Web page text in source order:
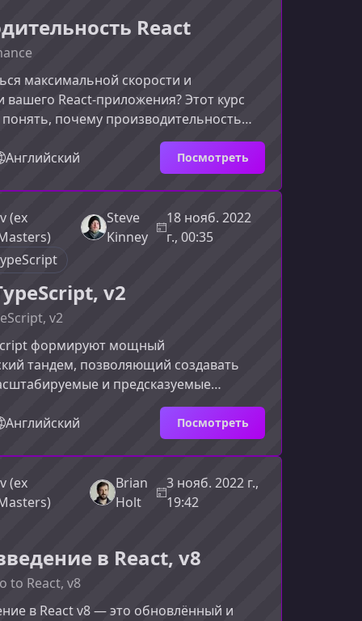
React
максимальной скорости и
вашего React‑приложения? Этот курс
почему производительность
приемы позволяют держать
даже при росте проекта. Ниже —
структурированная версия контента,
фокус на ценности курса и помогает
понять, как он прокачает свои
курсПо мере усложнения
начинают проявляться
Английский Посмотреть
(ex
Steve
Kinney
18 нояб. 2022
г., 00:35
v2
v2
формируют мощный
тандем, позволяющий создавать
и предсказуемые
курс поможет вам уверенно
React с TypeScript, минимизировать
разработку как новых, так и
приложений.О курсеКурс
на разработчиков, которые хотят
кода, улучшить поддержку
и перенести свои приложения на
Английский Посмотреть
(ex
Brian
Holt
3 нояб. 2022 г.,
19:42
в React, v8
to React, v8
в React v8 — это обновлённый и